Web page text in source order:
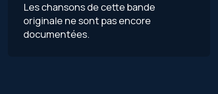
Les chansons de cette bande
originale ne sont pas encore
documentées.